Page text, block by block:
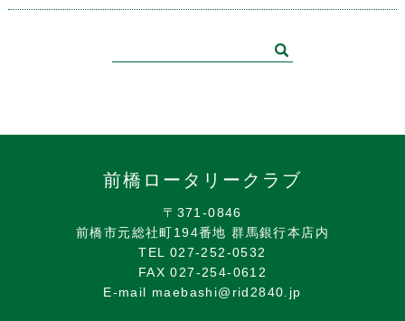
前橋ロータリークラブ
〒371-0846
前橋市元総社町194番地 群馬銀行本店内
TEL 027-252-0532
FAX 027-254-0612
E-mail maebashi@rid2840.jp